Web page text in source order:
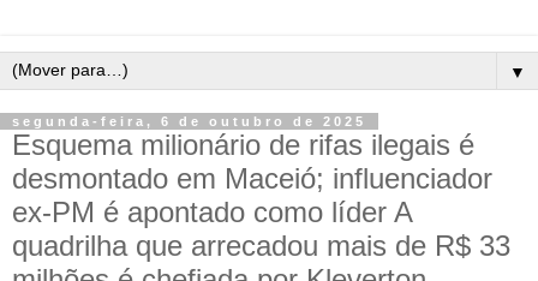
▼
segunda-feira, 6 de outubro de 2025
Esquema milionário de rifas ilegais é
desmontado em Maceió; influenciador
ex-PM é apontado como líder A
quadrilha que arrecadou mais de R$ 33